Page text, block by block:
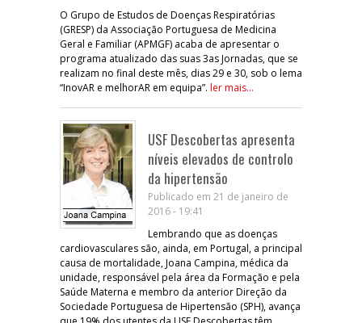
O Grupo de Estudos de Doenças Respiratórias
(GRESP) da Associação Portuguesa de Medicina
Geral e Familiar (APMGF) acaba de apresentar o
programa atualizado das suas 3as Jornadas, que se
realizam no final deste mês, dias 29 e 30, sob o lema
“InovAR e melhorAR em equipa”. ler mais...
USF Descobertas apresenta
níveis elevados de controlo
da hipertensão
Publicado em 21 de janeiro de
2016 - 19:41
Lembrando que as doenças
cardiovasculares são, ainda, em Portugal, a principal
causa de mortalidade, Joana Campina, médica da
unidade, responsável pela área da Formação e pela
Saúde Materna e membro da anterior Direção da
Sociedade Portuguesa de Hipertensão (SPH), avança